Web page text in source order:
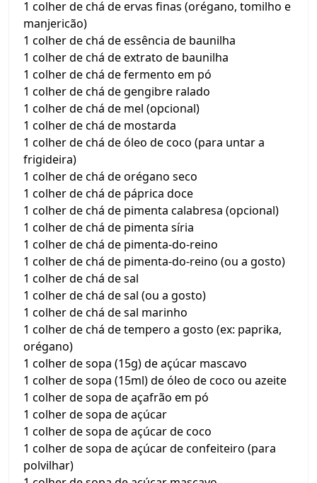
1 colher de chá de ervas finas (orégano, tomilho e
manjericão)
1 colher de chá de essência de baunilha
1 colher de chá de extrato de baunilha
1 colher de chá de fermento em pó
1 colher de chá de gengibre ralado
1 colher de chá de mel (opcional)
1 colher de chá de mostarda
1 colher de chá de óleo de coco (para untar a
frigideira)
1 colher de chá de orégano seco
1 colher de chá de páprica doce
1 colher de chá de pimenta calabresa (opcional)
1 colher de chá de pimenta síria
1 colher de chá de pimenta-do-reino
1 colher de chá de pimenta-do-reino (ou a gosto)
1 colher de chá de sal
1 colher de chá de sal (ou a gosto)
1 colher de chá de sal marinho
1 colher de chá de tempero a gosto (ex: paprika,
orégano)
1 colher de sopa (15g) de açúcar mascavo
1 colher de sopa (15ml) de óleo de coco ou azeite
1 colher de sopa de açafrão em pó
1 colher de sopa de açúcar
1 colher de sopa de açúcar de coco
1 colher de sopa de açúcar de confeiteiro (para
polvilhar)